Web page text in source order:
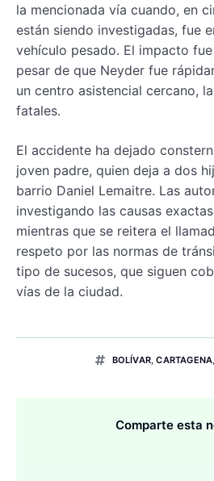
la mencionada vía cuando, en
están siendo investigadas, fue
vehículo pesado. El impacto
pesar de que Neyder fue
un centro asistencial cercano,
fatales.
El accidente ha dejado
joven padre, quien deja a dos
barrio Daniel Lemaitre. Las
investigando las causas
mientras que se reitera el
respeto por las normas de
tipo de sucesos, que siguen
vías de la ciudad.
BOLÍVAR,CARTAGENA,
Comparte esta